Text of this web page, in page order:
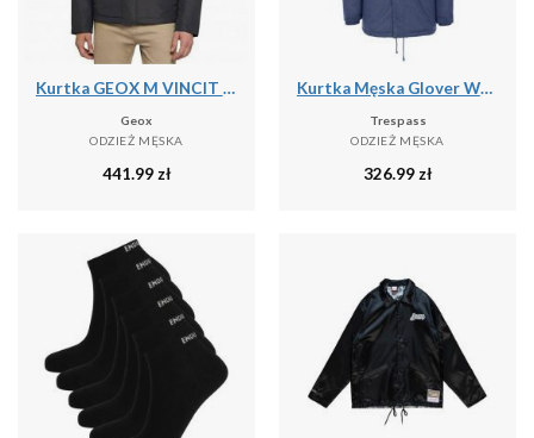
Kurtka GEOX M VINCIT Czarny
Geox
ODZIEŻ MĘSKA
441.99 zł
Kurtka Męska Glover Wodoodporna
Trespass
ODZIEŻ MĘSKA
326.99 zł